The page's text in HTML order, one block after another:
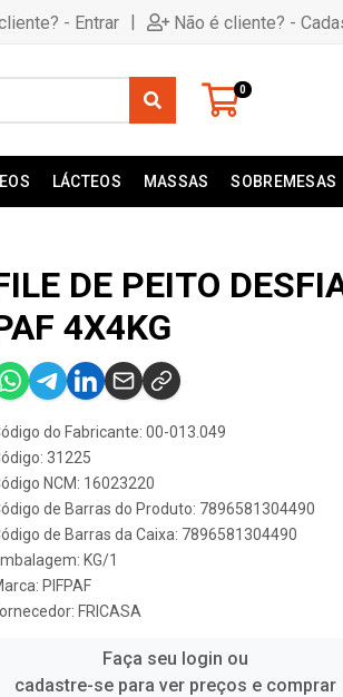
- Entrar | Não é cliente? -
0
LÁCTEOS MASSAS SOBREMESAS
DE PEITO
4X4KG
do Fabricante: 00-013.049
31225
NCM: 16023220
de Barras do Produto: 7896581304490
de Barras da Caixa: 7896581304490
KG/1
PIFPAF
FRICASA
Faça seu login ou
cadastre-se para ver preços e comprar